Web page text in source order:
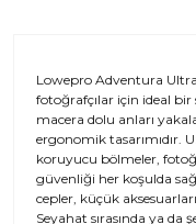
Lowepro Adventura
fotoğrafçılar için ideal
macera dolu anları
ergonomik tasarımıdır.
koruyucu bölmeler,
güvenliği her koşulda
cepler, küçük
Seyahat sırasında ya